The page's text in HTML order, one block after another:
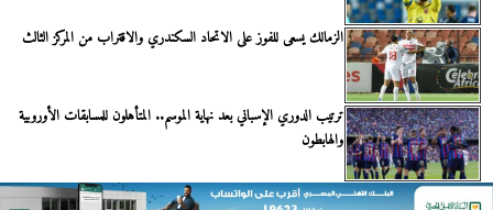
الزمالك يسعى للفوز على الاتحاد السكندري والاقتراب من المركز الثالث
ترتيب الدوري الإسباني بعد نهاية الموسم.. المتأهلون للمسابقات الأوروبية
والهابطون